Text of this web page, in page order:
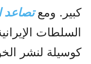
كبير. ومعتصاعد
السلطات
كوسيلة لنشر